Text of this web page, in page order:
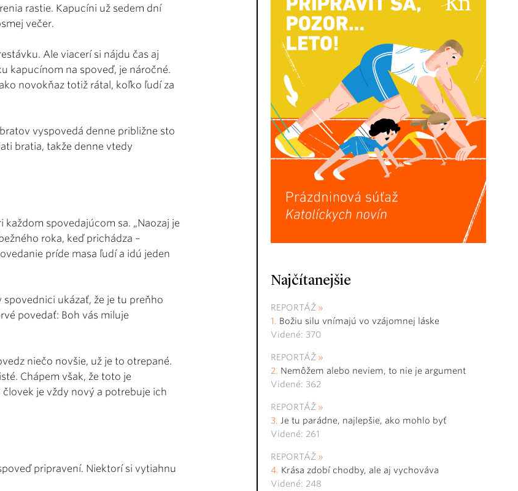
rastie. Kapucíni už sedem dní
večer.
Ale viacerí si nájdu čas aj
kapucínom na spoveď, je náročné.
novokňaz totiž rátal, koľko ľudí za
vyspovedá denne približne sto
bratia, takže denne vtedy
spovedajúcom sa. „Naozaj je
roka, keď prichádza –
príde masa ľudí a idú jeden
ukázať, že je tu preňho
povedať: Boh vás miluje
niečo novšie, už je to otrepané.
Chápem však, že toto je
je vždy nový a potrebuje ich
pripravení. Niektorí si vytiahnu
Najčítanejšie
REPORTÁŽ
Božiu silu vnímajú vo vzájomnej láske
Videné: 370
REPORTÁŽ
Nemôžem alebo neviem, to nie je argument
Videné: 362
REPORTÁŽ
Je tu parádne, najlepšie, ako mohlo byť
Videné: 261
REPORTÁŽ
Krása zdobí chodby, ale aj vychováva
Videné: 248